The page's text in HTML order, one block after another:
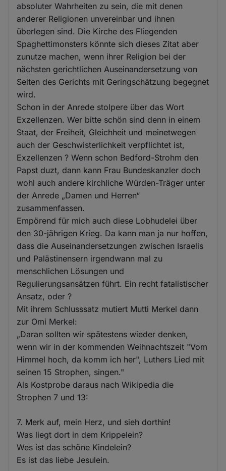
absoluter Wahrheiten zu sein, die mit denen
anderer Religionen unvereinbar und ihnen
überlegen sind. Die Kirche des Fliegenden
Spaghettimonsters könnte sich dieses Zitat aber
zunutze machen, wenn ihrer Religion bei der
nächsten gerichtlichen Auseinandersetzung von
Seiten des Gerichts mit Geringschätzung begegnet
wird.
Schon in der Anrede stolpere über das Wort
Exzellenzen. Wer bitte schön sind denn in einem
Staat, der Freiheit, Gleichheit und meinetwegen
auch der Geschwisterlichkeit verpflichtet ist,
Exzellenzen ? Wenn schon Bedford-Strohm den
Papst duzt, dann kann Frau Bundeskanzler doch
wohl auch andere kirchliche Würden-Träger unter
der Anrede „Damen und Herren“
zusammenfassen.
Empörend für mich auch diese Lobhudelei über
den 30-jährigen Krieg. Da kann man ja nur hoffen,
dass die Auseinandersetzungen zwischen Israelis
und Palästinensern irgendwann mal zu
menschlichen Lösungen und
Regulierungsansätzen führt. Ein recht fatalistischer
Ansatz, oder ?
Mit ihrem Schlusssatz mutiert Mutti Merkel dann
zur Omi Merkel:
„Daran sollten wir spätestens wieder denken,
wenn wir in der kommenden Weihnachtszeit "Vom
Himmel hoch, da komm ich her", Luthers Lied mit
seinen 15 Strophen, singen."
Als Kostprobe daraus nach Wikipedia die
Strophen 7 und 13:
7. Merk auf, mein Herz, und sieh dorthin!
Was liegt dort in dem Krippelein?
Wes ist das schöne Kindelein?
Es ist das liebe Jesulein.